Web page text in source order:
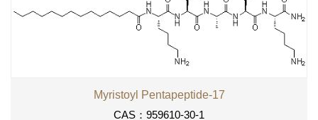
Myristoyl Pentapeptide-17
CAS：959610-30-1